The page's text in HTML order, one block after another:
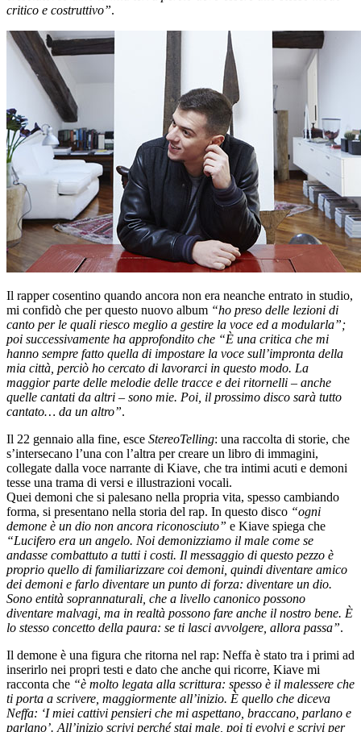
critico e costruttivo”.
Il rapper cosentino quando ancora non era neanche entrato in studio,
mi confidò che per questo nuovo album “ho preso delle lezioni di
canto per le quali riesco meglio a gestire la voce ed a modularla”;
poi successivamente ha approfondito che “È una critica che mi
hanno sempre fatto quella di impostare la voce sull’impronta della
mia città, perciò ho cercato di lavorarci in questo modo. La
maggior parte delle melodie delle tracce e dei ritornelli – anche
quelle cantati da altri – sono mie. Poi, il prossimo disco sarà tutto
cantato… da un altro”.
Il 22 gennaio alla fine, esce StereoTelling: una raccolta di storie, che
s’intersecano l’una con l’altra per creare un libro di immagini,
collegate dalla voce narrante di Kiave, che tra intimi acuti e demoni
tesse una trama di versi e illustrazioni vocali.
Quei demoni che si palesano nella propria vita, spesso cambiando
forma, si presentano nella storia del rap. In questo disco “ogni
demone è un dio non ancora riconosciuto” e Kiave spiega che
“Lucifero era un angelo. Noi demonizziamo il male come se
andasse combattuto a tutti i costi. Il messaggio di questo pezzo è
proprio quello di familiarizzare coi demoni, quindi diventare amico
dei demoni e farlo diventare un punto di forza: diventare un dio.
Sono entità soprannaturali, che a livello canonico possono
diventare malvagi, ma in realtà possono fare anche il nostro bene. È
lo stesso concetto della paura: se ti lasci avvolgere, allora passa”.
Il demone è una figura che ritorna nel rap: Neffa è stato tra i primi ad
inserirlo nei propri testi e dato che anche qui ricorre, Kiave mi
racconta che “è molto legata alla scrittura: spesso è il malessere che
ti porta a scrivere, maggiormente all’inizio. È quello che diceva
Neffa: ‘I miei cattivi pensieri che mi aspettano, braccano, parlano e
parlano’. All’inizio scrivi perché stai male, poi ti evolvi e scrivi per